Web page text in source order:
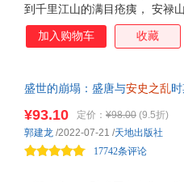
到千里江山的满目疮痍， 安禄
一个强盛王朝推向风雨飘摇的
加入购物车 收藏
盛世的崩塌：盛唐与安史之乱
下的大唐帝国兴衰史！历时八
渊？从财政、军事、政治三大
¥93.10 定价： ¥98.00 (9.5折)
17742条评论
郭建龙 /2022-07-21 /天地出版社